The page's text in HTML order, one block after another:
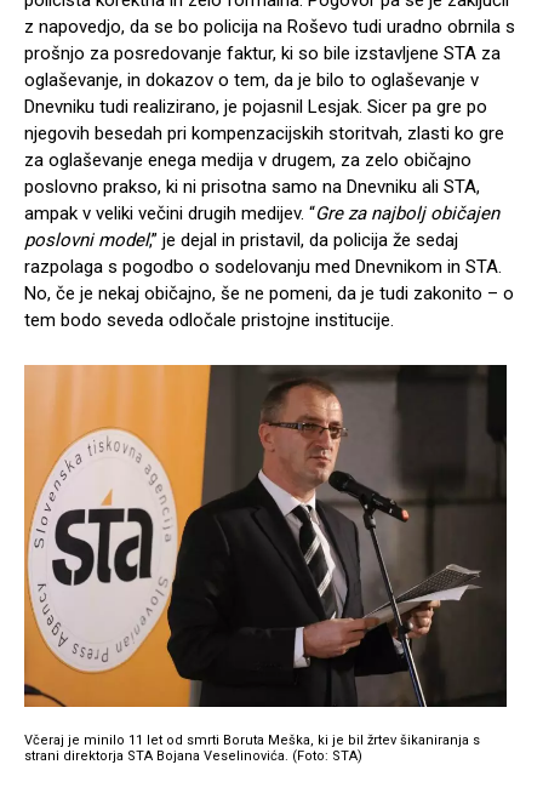
z napovedjo, da se bo policija na Roševo tudi uradno obrnila s
prošnjo za posredovanje faktur, ki so bile izstavljene STA za
oglaševanje, in dokazov o tem, da je bilo to oglaševanje v
Dnevniku tudi realizirano, je pojasnil Lesjak. Sicer pa gre po
njegovih besedah pri kompenzacijskih storitvah, zlasti ko gre
za oglaševanje enega medija v drugem, za zelo običajno
poslovno prakso, ki ni prisotna samo na Dnevniku ali STA,
ampak v veliki večini drugih medijev. “Gre za najbolj običajen
poslovni model,” je dejal in pristavil, da policija že sedaj
razpolaga s pogodbo o sodelovanju med Dnevnikom in STA.
No, če je nekaj običajno, še ne pomeni, da je tudi zakonito – o
tem bodo seveda odločale pristojne institucije.
Včeraj je minilo 11 let od smrti Boruta Meška, ki je bil žrtev šikaniranja s
strani direktorja STA Bojana Veselinovića. (Foto: STA)